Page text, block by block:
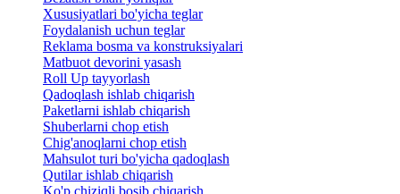
Xususiyatlari bo'yicha teglar
Foydalanish uchun teglar
Reklama bosma va konstruksiyalari
Matbuot devorini yasash
Roll Up tayyorlash
Qadoqlash ishlab chiqarish
Paketlarni ishlab chiqarish
Shuberlarni chop etish
Chig'anoqlarni chop etish
Mahsulot turi bo'yicha qadoqlash
Qutilar ishlab chiqarish
Ko'p chiziqli bosib chiqarish